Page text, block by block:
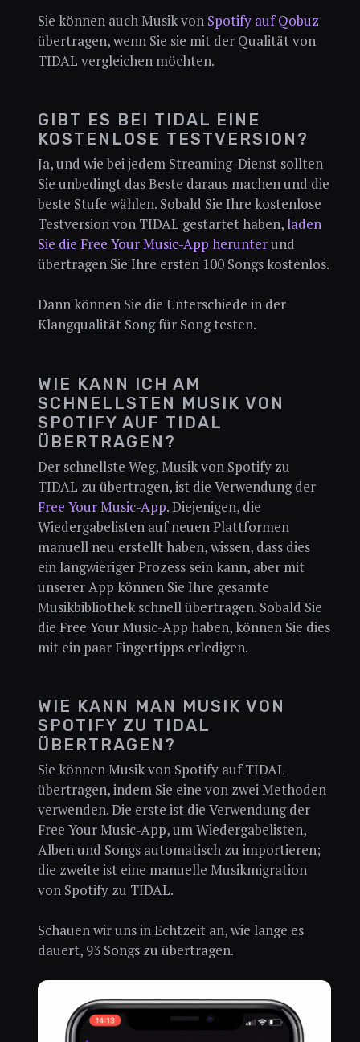
Sie können auch Musik von Spotify auf Qobuz
übertragen, wenn Sie sie mit der Qualität von
TIDAL vergleichen möchten.
GIBT ES BEI TIDAL EINE
KOSTENLOSE TESTVERSION?
Ja, und wie bei jedem Streaming-Dienst sollten
Sie unbedingt das Beste daraus machen und die
beste Stufe wählen. Sobald Sie Ihre kostenlose
Testversion von TIDAL gestartet haben,laden
Sie die Free Your Music-App herunterund
übertragen Sie Ihre ersten 100 Songs kostenlos.
Dann können Sie die Unterschiede in der
Klangqualität Song für Song testen.
WIE KANN ICH AM
SCHNELLSTEN MUSIK VON
SPOTIFY AUF TIDAL
ÜBERTRAGEN?
Der schnellste Weg, Musik von Spotify zu
TIDAL zu übertragen, ist die Verwendung der
Free Your Music-App. Diejenigen, die
Wiedergabelisten auf neuen Plattformen
manuell neu erstellt haben, wissen, dass dies
ein langwieriger Prozess sein kann, aber mit
unserer App können Sie Ihre gesamte
Musikbibliothek schnell übertragen. Sobald Sie
die Free Your Music-App haben, können Sie dies
mit ein paar Fingertipps erledigen.
WIE KANN MAN MUSIK VON
SPOTIFY ZU TIDAL
ÜBERTRAGEN?
Sie können Musik von Spotify auf TIDAL
übertragen, indem Sie eine von zwei Methoden
verwenden. Die erste ist die Verwendung der
Free Your Music-App, um Wiedergabelisten,
Alben und Songs automatisch zu importieren;
die zweite ist eine manuelle Musikmigration
von Spotify zu TIDAL.
Schauen wir uns in Echtzeit an, wie lange es
dauert, 93 Songs zu übertragen.